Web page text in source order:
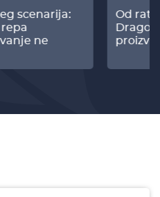
scenarija:
repa
ne
Od